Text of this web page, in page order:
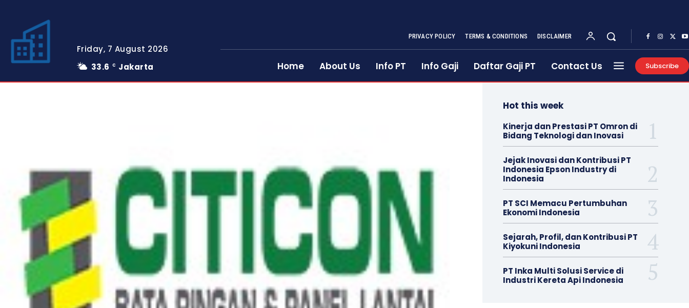
Friday, 7 August 2026
33.6
C Jakarta
PRIVACY POLICY TERMS & CONDITIONS DISCLAIMER
Home About Us Info PT Info Gaji Daftar Gaji PT Contact Us Subscribe
Hot this week
Kinerja dan Prestasi PT Omron di
Bidang Teknologi dan Inovasi
Jejak Inovasi dan Kontribusi PT
Indonesia Epson Industry di
Indonesia
PT SCI Memacu Pertumbuhan
Ekonomi Indonesia
Sejarah, Profil, dan Kontribusi PT
Kiyokuni Indonesia
PT Inka Multi Solusi Service di
Industri Kereta Api Indonesia